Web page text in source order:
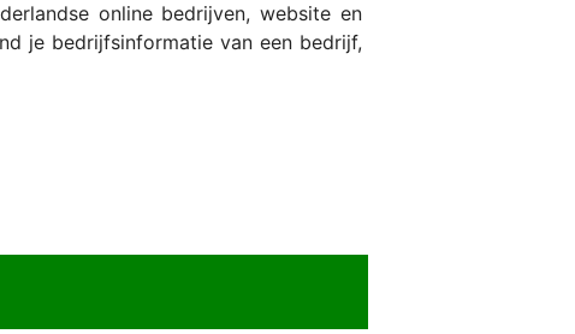
online bedrijven, website en
je bedrijfsinformatie van een bedrijf,